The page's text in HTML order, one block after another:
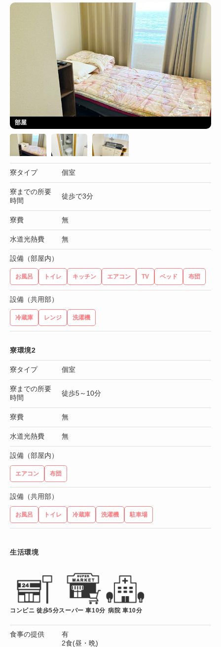
部屋
寮タイプ 個室
寮までの所要
時間
徒歩で3分
寮費 無
水道光熱費 無
設備（部屋内）
お風呂 トイレ キッチン エアコン TV ベッド 布団
設備（共用部）
冷蔵庫 レンジ 洗濯機
寮環境2
寮タイプ 個室
寮までの所要
時間
徒歩5～10分
寮費 無
水道光熱費 無
設備（部屋内）
エアコン 布団
設備（共用部）
お風呂 トイレ 冷蔵庫 洗濯機 駐車場
生活環境
コンビニ 徒歩5分スーパー 車10分 病院 車10分
食事の提供
有
2食(昼・晩)